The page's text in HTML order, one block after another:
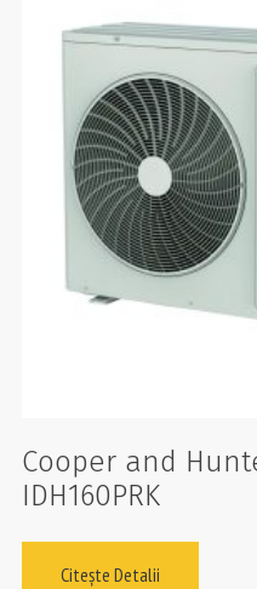
Cooper and
IDH160PRK
Citește Detalii